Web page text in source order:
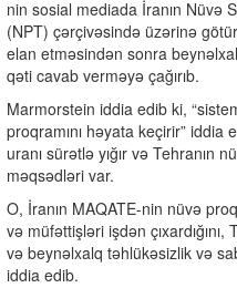
nin sosial mediada İranın Nüvə
(NPT) çərçivəsində üzərinə
elan etməsindən sonra
qəti cavab verməyə çağırıb.
Marmorstein iddia edib ki,
proqramını həyata keçirir”
uranı sürətlə yığır və Tehranın
məqsədləri var.
O, İranın MAQATE-nin nüvə
və müfəttişləri işdən
və beynəlxalq təhlükəsizlik və
iddia edib.